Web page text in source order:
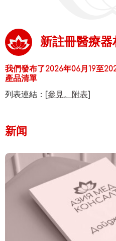
新註冊醫療器
我們發布了2026年06月19至
產品清單
列表連結：[參見。附表]
新闻